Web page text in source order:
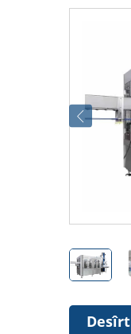
Desîrt